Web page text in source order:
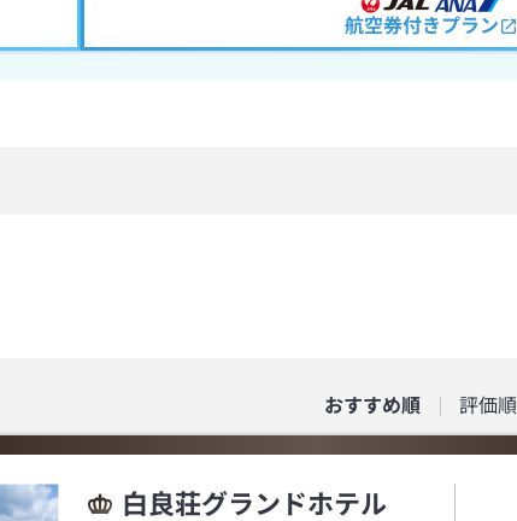
航空券付きプラン
おすすめ順 評価順
白良荘グランドホテル